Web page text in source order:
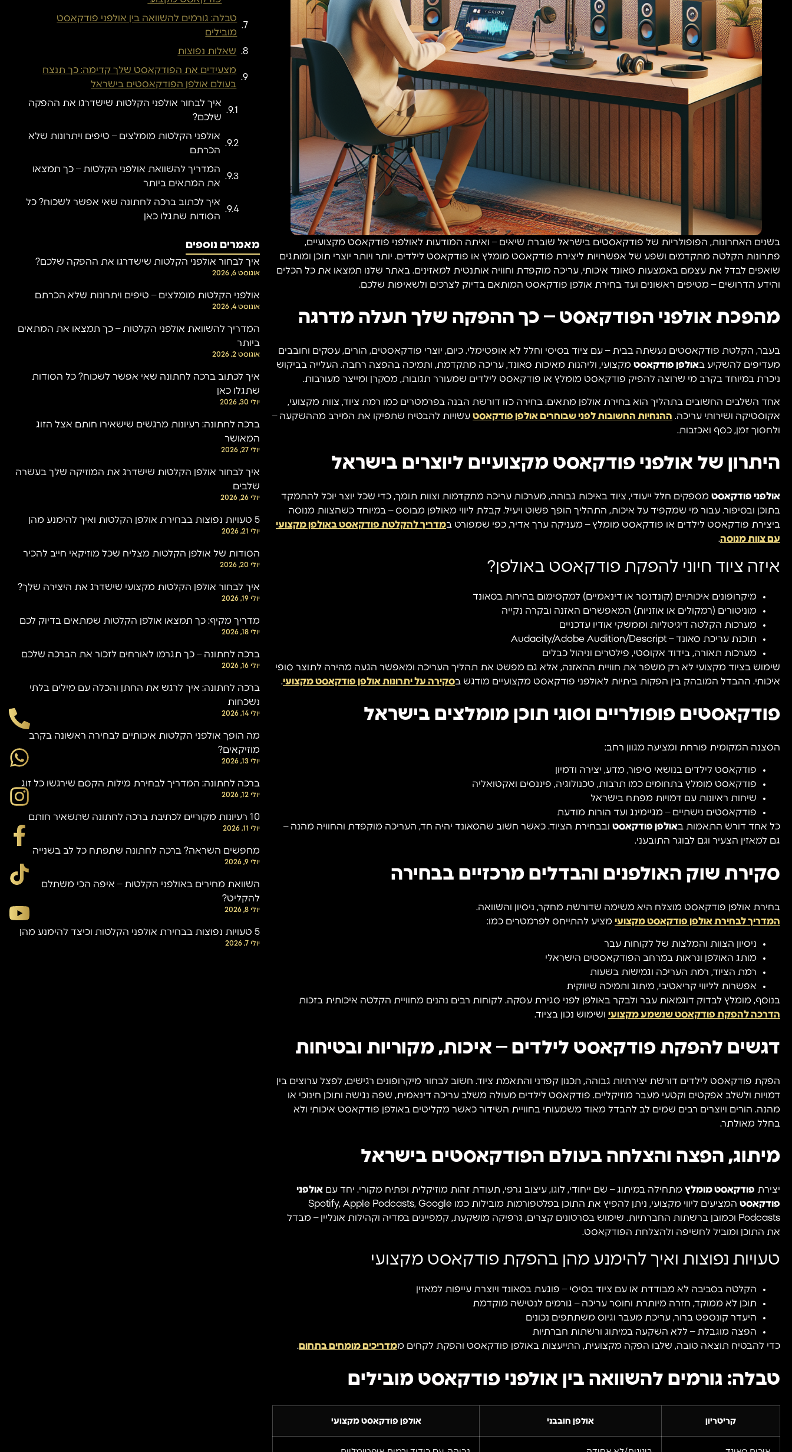
בשנים האחרונות, הפופולריות של פודקאסטים בישראל שוברת שיאים – ואיתה המודעות לאולפני פודקאסט מקצועיים,
פתרונות הקלטה מתקדמים ושפע של אפשרויות ליצירת פודקאסט מומלץ או פודקאסט לילדים. יותר ויותר יוצרי תוכן ומותגים
שואפים לבדל את עצמם באמצעות סאונד איכותי, עריכה מוקפדת וחוויה אותנטית למאזינים. באתר שלנו תמצאו את כל הכלים
והידע הדרושים – מטיפים ראשונים ועד בחירת אולפן פודקאסט המותאם בדיוק לצרכים ולשאיפות שלכם.
מהפכת אולפני הפודקאסט – כך ההפקה שלך תעלה מדרגה
בעבר, הקלטת פודקאסטים נעשתה בבית – עם ציוד בסיסי וחלל לא אופטימלי. כיום, יוצרי פודקאסטים, הורים, עסקים וחובבים
מעדיפים להשקיע באולפן פודקאסט מקצועי, וליהנות מאיכות סאונד, עריכה מתקדמת, ותמיכה בהפצה רחבה. העלייה בביקוש
ניכרת במיוחד בקרב מי שרוצה להפיק פודקאסט מומלץ או פודקאסט לילדים שמעורר תגובות, מסקרן ומייצר מעורבות.
אחד השלבים החשובים בתהליך הוא בחירת אולפן מתאים. בחירה כזו דורשת הבנה בפרמטרים כמו רמת ציוד, צוות מקצועי,
אקוסטיקה ושירותי עריכה. ההנחיות החשובות לפני שבוחרים אולפן פודקאסט עשויות להבטיח שתפיקו את המירב מההשקעה –
ולחסוך זמן, כסף ואכזבות.
היתרון של אולפני פודקאסט מקצועיים ליוצרים בישראל
אולפני פודקאסט מספקים חלל ייעודי, ציוד באיכות גבוהה, מערכות עריכה מתקדמות וצוות תומך, כדי שכל יוצר יוכל להתמקד
בתוכן ובסיפור. עבור מי שמקפיד על איכות, התהליך הופך פשוט ויעיל. קבלת ליווי מאולפן מבוסס – במיוחד כשהצוות מנוסה
ביצירת פודקאסט לילדים או פודקאסט מומלץ – מעניקה ערך אדיר, כפי שמפורט במדריך להקלטת פודקאסט באולפן מקצועי
עם צוות מנוסה.
איזה ציוד חיוני להפקת פודקאסט באולפן?
מיקרופונים איכותיים (קונדנסר או דינאמיים) למקסימום בהירות בסאונד
מוניטורים (רמקולים או אוזניות) המאפשרים האזנה ובקרה נקייה
מערכות הקלטה דיגיטליות וממשקי אודיו עדכניים
תוכנת עריכת סאונד – Audacity/Adobe Audition/Descript
מערכות תאורה, בידוד אקוסטי, פילטרים וניהול כבלים
שימוש בציוד מקצועי לא רק משפר את חוויית ההאזנה, אלא גם מפשט את תהליך העריכה ומאפשר הגעה מהירה לתוצר סופי
איכותי. ההבדל המובהק בין הפקות ביתיות לאולפני פודקאסט מקצועיים מודגש בסקירה על יתרונות אולפן פודקאסט מקצועי.
פודקאסטים פופולריים וסוגי תוכן מומלצים בישראל
הסצנה המקומית פורחת ומציעה מגוון רחב:
פודקאסט לילדים בנושאי סיפור, מדע, יצירה ודמיון
פודקאסט מומלץ בתחומים כמו תרבות, טכנולוגיה, פיננסים ואקטואליה
שיחות ראיונות עם דמויות מפתח בישראל
פודקאסטים נישתיים – מגיימינג ועד הורות מודעת
כל אחד דורש התאמות באולפן פודקאסט ובבחירת הציוד. כאשר חשוב שהסאונד יהיה חד, העריכה מוקפדת והחוויה מהנה –
גם למאזין הצעיר וגם לבוגר התובעני.
סקירת שוק האולפנים והבדלים מרכזיים בבחירה
בחירת אולפן פודקאסט מוצלח היא משימה שדורשת מחקר, ניסיון והשוואה.
המדריך לבחירת אולפן פודקאסט מקצועי מציע להתייחס לפרמטרים כמו:
ניסיון הצוות והמלצות של לקוחות עבר
מותג האולפן ונראות במרחב הפודקאסטים הישראלי
רמת הציוד, רמת העריכה וגמישות בשעות
אפשרות לליווי קריאטיבי, מיתוג ותמיכה שיווקית
בנוסף, מומלץ לבדוק דוגמאות עבר ולבקר באולפן לפני סגירת עסקה. לקוחות רבים נהנים מחוויית הקלטה איכותית בזכות
הדרכה להפקת פודקאסט שנשמע מקצועי ושימוש נכון בציוד.
דגשים להפקת פודקאסט לילדים – איכות, מקוריות ובטיחות
הפקת פודקאסט לילדים דורשת יצירתיות גבוהה, תכנון קפדני והתאמת ציוד. חשוב לבחור מיקרופונים רגישים, לפצל ערוצים בין
דמויות ולשלב אפקטים וקטעי מעבר מוזיקליים. פודקאסט לילדים מעולה משלב עריכה דינאמית, שפה נגישה ותוכן חינוכי או
מהנה. הורים ויוצרים רבים שמים לב להבדל מאוד משמעותי בחוויית השידור כאשר מקליטים באולפן פודקאסט איכותי ולא
בחלל מאולתר.
מיתוג, הפצה והצלחה בעולם הפודקאסטים בישראל
יצירת פודקאסט מומלץ מתחילה במיתוג – שם ייחודי, לוגו, עיצוב גרפי, תעודת זהות מוזיקלית ופתיח מקורי. יחד עם אולפני
פודקאסט
המציעים ליווי מקצועי, ניתן להפיץ את התוכן בפלטפורמות מובילות כמו Spotify, Apple Podcasts, Google
Podcasts וכמובן ברשתות החברתיות. שימוש בסרטונים קצרים, גרפיקה מושקעת, קמפיינים במדיה וקהילות אונליין – מבדל
את התוכן ומוביל לחשיפה ולהצלחת הפודקאסט.
טעויות נפוצות ואיך להימנע מהן בהפקת פודקאסט מקצועי
הקלטה בסביבה לא מבודדת או עם ציוד בסיסי – פוגעת בסאונד ויוצרת עייפות למאזין
תוכן לא ממוקד, חזרה מיותרת וחוסר עריכה – גורמים לנטישה מוקדמת
היעדר קונספט ברור, עריכת מעבר וגיוס משתתפים נכונים
הפצה מוגבלת – ללא השקעה במיתוג ורשתות חברתיות
כדי להבטיח תוצאה טובה, שלבו הפקה מקצועית, התייעצות באולפן פודקאסט והפקת לקחים ממדריכים מומחים בתחום.
טבלה: גורמים להשוואה בין אולפני פודקאסט מובילים
קריטריון אולפן חובבני אולפן פודקאסט מקצועי
טבלה: גורמים להשוואה בין אולפני פודקאסט
מובילים
שאלות נפוצות
מצעידים את הפודקאסט שלך קדימה: כך תנצח
בעולם אולפן הפודקאסטים בישראל
איך לבחור אולפני הקלטות שישדרגו את ההפקה
שלכם?
אולפני הקלטות מומלצים – טיפים ויתרונות שלא
הכרתם
המדריך להשוואת אולפני הקלטות – כך תמצאו
את המתאים ביותר
איך לכתוב ברכה לחתונה שאי אפשר לשכוח? כל
הסודות שתגלו כאן
מאמרים נוספים
איך לבחור אולפני הקלטות שישדרגו את ההפקה שלכם?
אוגוסט 6, 2026
אולפני הקלטות מומלצים – טיפים ויתרונות שלא הכרתם
אוגוסט 4, 2026
המדריך להשוואת אולפני הקלטות – כך תמצאו את המתאים
ביותר
אוגוסט 2, 2026
איך לכתוב ברכה לחתונה שאי אפשר לשכוח? כל הסודות
שתגלו כאן
יולי 30, 2026
ברכה לחתונה: רעיונות מרגשים שישאירו חותם אצל הזוג
המאושר
יולי 27, 2026
איך לבחור אולפן הקלטות שישדרג את המוזיקה שלך בעשרה
שלבים
יולי 26, 2026
5 טעויות נפוצות בבחירת אולפן הקלטות ואיך להימנע מהן
יולי 21, 2026
הסודות של אולפן הקלטות מצליח שכל מוזיקאי חייב להכיר
יולי 20, 2026
איך לבחור אולפן הקלטות מקצועי שישדרג את היצירה שלך?
יולי 19, 2026
מדריך מקיף: כך תמצאו אולפן הקלטות שמתאים בדיוק לכם
יולי 18, 2026
ברכה לחתונה – כך תגרמו לאורחים לזכור את הברכה שלכם
יולי 16, 2026
ברכה לחתונה: איך לרגש את החתן והכלה עם מילים בלתי
נשכחות
יולי 14, 2026
מה הופך אולפני הקלטות איכותיים לבחירה ראשונה בקרב
מוזיקאים?
יולי 13, 2026
ברכה לחתונה: המדריך לבחירת מילות הקסם שירגשו כל זוג
יולי 12, 2026
10 רעיונות מקוריים לכתיבת ברכה לחתונה שתשאיר חותם
יולי 11, 2026
מחפשים השראה? ברכה לחתונה שתפתח כל לב בשנייה
יולי 9, 2026
השוואת מחירים באולפני הקלטות – איפה הכי משתלם
להקליט?
יולי 8, 2026
5 טעויות נפוצות בבחירת אולפני הקלטות וכיצד להימנע מהן
יולי 7, 2026